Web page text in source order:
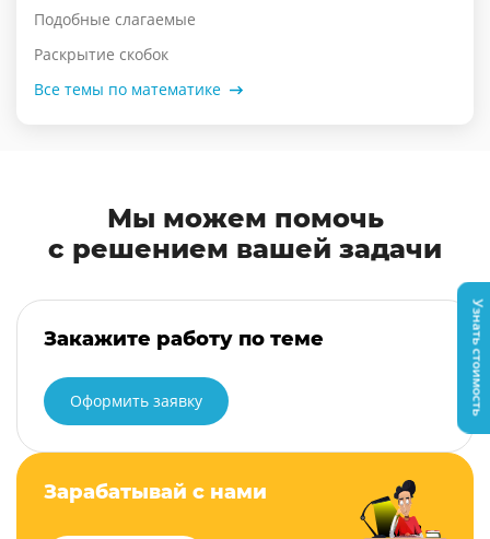
Подобные слагаемые
Раскрытие скобок
Все темы по математике
Мы можем помочь
с решением вашей задачи
Закажите работу по теме
Оформить заявку
Зарабатывай с нами
Узнать стоимость